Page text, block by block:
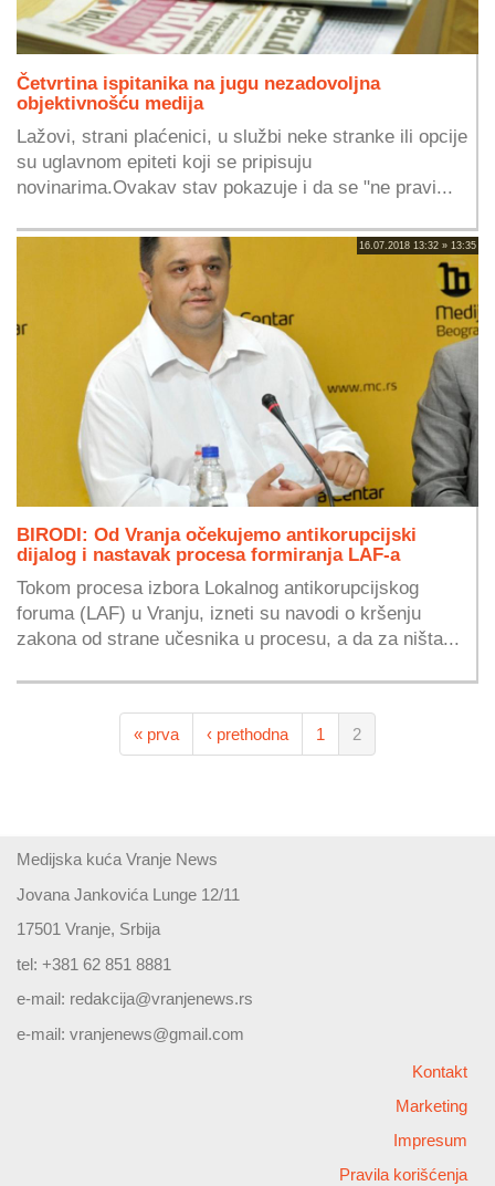
Četvrtina ispitanika na jugu nezadovoljna
objektivnošću medija
Lažovi, strani plaćenici, u službi neke stranke ili opcije
su uglavnom epiteti koji se pripisuju
novinarima.Ovakav stav pokazuje i da se "ne pravi...
16.07.2018 13:32 » 13:35
BIRODI: Od Vranja očekujemo antikorupcijski
dijalog i nastavak procesa formiranja LAF-a
Tokom procesa izbora Lokalnog antikorupcijskog
foruma (LAF) u Vranju, izneti su navodi o kršenju
zakona od strane učesnika u procesu, a da za ništa...
« prva ‹ prethodna 1 2
Medijska kuća Vranje News
Jovana Jankovića Lunge 12/11
17501 Vranje, Srbija
tel: +381 62 851 8881
e-mail: redakcija@vranjenews.rs
e-mail: vranjenews@gmail.com
Kontakt
Marketing
Impresum
Pravila korišćenja